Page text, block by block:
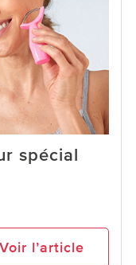
spécial
Voir l’article